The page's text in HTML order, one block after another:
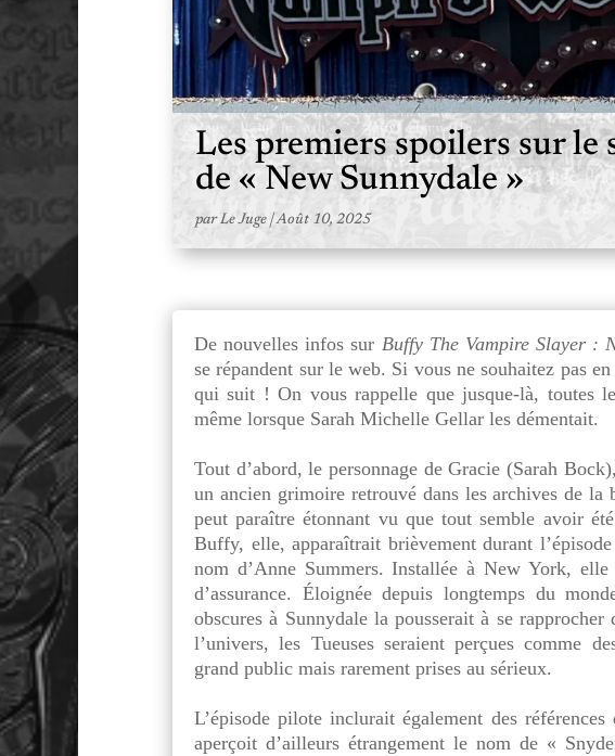
Les premiers spoilers sur
de « New Sunnydale »
parLe Juge |Août 10, 2025
De nouvelles infos sur Buffy The Vampire Slayer :
se répandent sur le web. Si vous ne souhaitez pas
qui suit ! On vous rappelle que jusque-là, toutes
même lorsque Sarah Michelle Gellar les démentait.
Tout d’abord, le personnage de Gracie (Sarah
un ancien grimoire retrouvé dans les archives de la
peut paraître étonnant vu que tout semble avoir
Buffy, elle, apparaîtrait brièvement durant
nom d’Anne Summers. Installée à New York,
d’assurance. Éloignée depuis longtemps du
obscures à Sunnydale la pousserait à se
l’univers, les Tueuses seraient perçues comme
grand public mais rarement prises au sérieux.
L’épisode pilote inclurait également des
aperçoit d’ailleurs étrangement le nom de «